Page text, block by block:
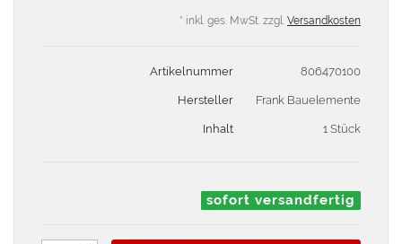
* inkl. ges. MwSt. zzgl. Versandkosten
Artikelnummer 806470100
Hersteller Frank Bauelemente
Inhalt 1 Stück
sofort versandfertig